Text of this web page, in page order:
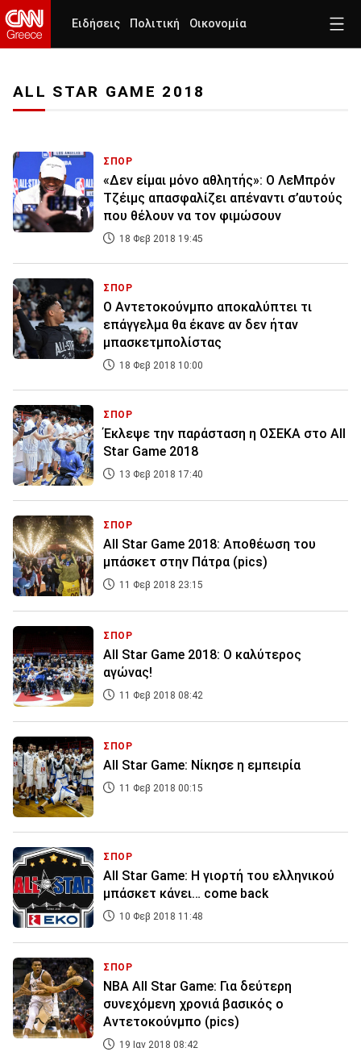
Ειδήσεις Πολιτική Οικονομία
ALL STAR GAME 2018
ΣΠΟΡ
«Δεν είμαι μόνο αθλητής»: Ο ΛεΜπρόν
Τζέιμς απασφαλίζει απέναντι σ’αυτούς
που θέλουν να τον φιμώσουν
18 Φεβ 2018 19:45
ΣΠΟΡ
Ο Αντετοκούνμπο αποκαλύπτει τι
επάγγελμα θα έκανε αν δεν ήταν
μπασκετμπολίστας
18 Φεβ 2018 10:00
ΣΠΟΡ
Έκλεψε την παράσταση η ΟΣΕΚΑ στο All
Star Game 2018
13 Φεβ 2018 17:40
ΣΠΟΡ
All Star Game 2018: Αποθέωση του
μπάσκετ στην Πάτρα (pics)
11 Φεβ 2018 23:15
ΣΠΟΡ
All Star Game 2018: Ο καλύτερος
αγώνας!
11 Φεβ 2018 08:42
ΣΠΟΡ
All Star Game: Νίκησε η εμπειρία
11 Φεβ 2018 00:15
ΣΠΟΡ
All Star Game: Η γιορτή του ελληνικού
μπάσκετ κάνει… come back
10 Φεβ 2018 11:48
ΣΠΟΡ
NBA All Star Game: Για δεύτερη
συνεχόμενη χρονιά βασικός ο
Αντετοκούνμπο (pics)
19 Ιαν 2018 08:42